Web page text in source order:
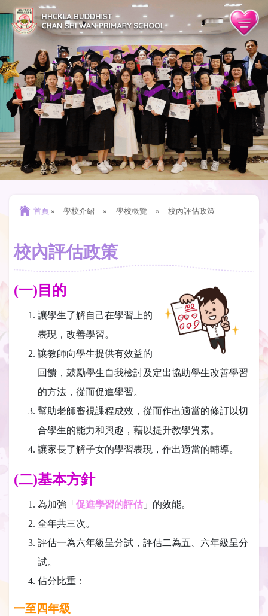
首頁 » 學校介紹 » 學校概覽 » 校內評估政策
校內評估政策
(一) 目的
讓學生了解自己在學習上的
表現，改善學習。
讓教師向學生提供有效益的
回饋，鼓勵學生自我檢討及定出協助學生改善學習
的方法，從而促進學習。
幫助老師審視課程成效，從而作出適當的修訂以切
合學生的能力和興趣，藉以提升教學質素。
讓家長了解子女的學習表現，作出適當的輔導。
(二)基本方針
為加強「 促進學習的評估 」的效能。
全年共三次。
評估一為六年級呈分試，評估二為五、六年級呈分
試。
佔分比重：
一至四年級